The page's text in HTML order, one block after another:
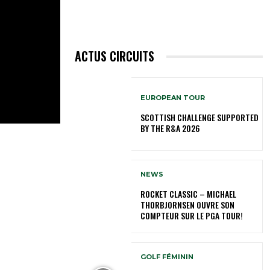
ACTUS CIRCUITS
EUROPEAN TOUR
SCOTTISH CHALLENGE SUPPORTED
BY THE R&A 2026
NEWS
ROCKET CLASSIC – MICHAEL
THORBJORNSEN OUVRE SON
COMPTEUR SUR LE PGA TOUR!
GOLF FÉMININ